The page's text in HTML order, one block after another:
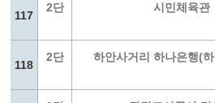
117
2단 시민체육관
118
2단 하안사거리 하나은행(